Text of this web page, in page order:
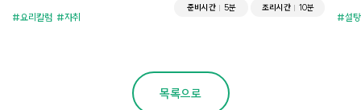
요리칼럼 자취
준비시간 5분 조리시간 10분
설탕
목록으로